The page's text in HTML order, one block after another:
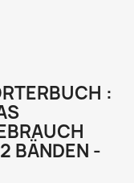
:
BÄNDEN -